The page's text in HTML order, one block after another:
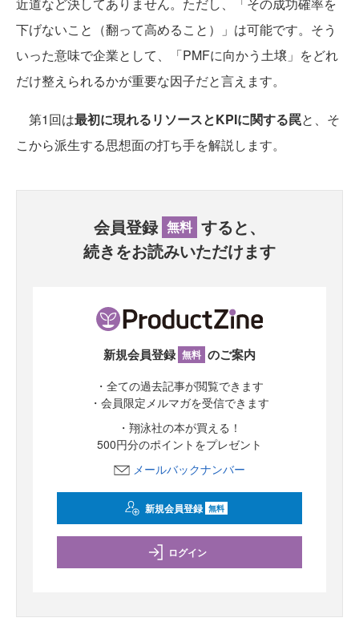
近道など決してありません。ただし、「その成功確率を
下げないこと（翻って高めること）」は可能です。そう
いった意味で企業として、「PMFに向かう土壌」をどれ
だけ整えられるかが重要な因子だと言えます。
第1回は最初に現れるリソースとKPIに関する罠と、そ
こから派生する思想面の打ち手を解説します。
会員登録 無料 すると、
続きをお読みいただけます
新規会員登録 無料 のご案内
・全ての過去記事が閲覧できます
・会員限定メルマガを受信できます
・翔泳社の本が買える！
500円分のポイントをプレゼント
メールバックナンバー
新規会員登録 無料
ログイン